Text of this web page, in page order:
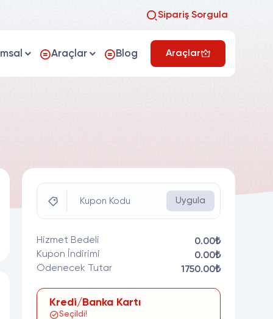
Sipariş Sorgula
Araçlar Blog Araçlar
Kupon Kodu Uygula
Hizmet Bedeli
0.00₺
Kupon İndirimi
0.00₺
Ödenecek Tutar
1750.00₺
Kredi/Banka Kartı
Seçildi!